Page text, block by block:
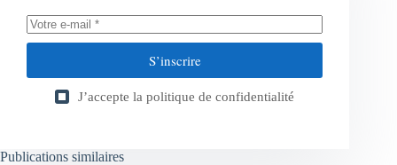
S’inscrire
J’accepte la politique de confidentialité
Publications similaires